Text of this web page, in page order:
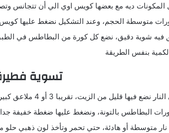
ديه مع بعضها كويس اوي الي أن تتجانس
متوسطة الحجم، وعند التشكيل نضغط عليها
شوية دقيق، نضع كل كورة من البطاطس في
بنفس الطريقة
تسوية
قليل من الزيت، تقريبا 3 أو 4 ملاعق كبيرة ممتلئة من الزيت
البطاطس بالتونة، ونضغط عليها ضغطة خفيفة
نار متوسطة أو هادئة، حتي تحمر وتأخذ لون ذهبي